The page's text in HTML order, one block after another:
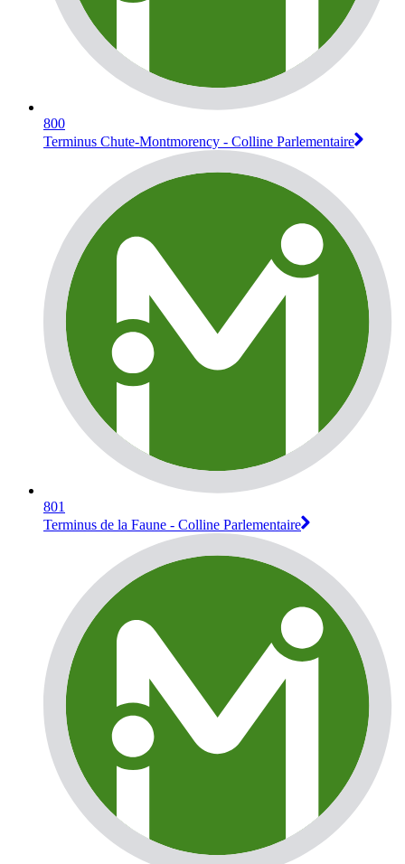
800
Terminus Chute-Montmorency - Colline Parlementaire
801
Terminus de la Faune - Colline Parlementaire